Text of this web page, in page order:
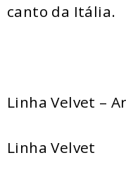
canto da Itália.
Linha Velvet –
Linha Velvet